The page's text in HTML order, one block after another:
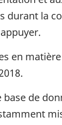
durant la
en
de